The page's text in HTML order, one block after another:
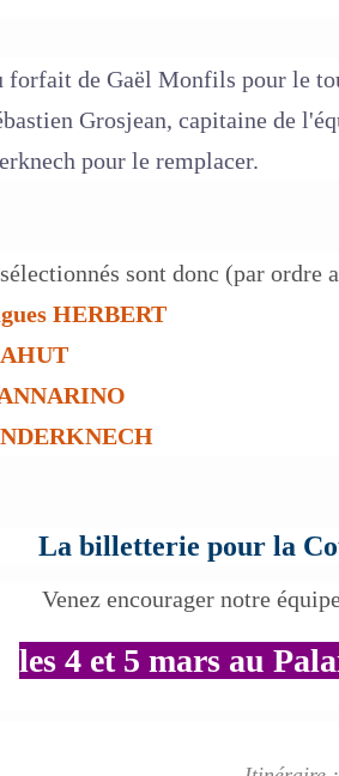
forfait de Gaël Monfils pour le
Grosjean, capitaine de
pour le remplacer.
sont donc (par ordre
HERBERT
La billetterie pour la
Venez encourager notre
les 4 et 5 mars au